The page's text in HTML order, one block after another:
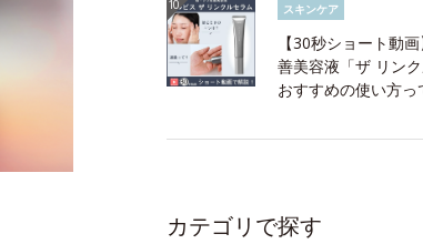
スキンケア
【30秒ショート動
善美容液「ザ リン
おすすめの使い方っ
カテゴリで探す